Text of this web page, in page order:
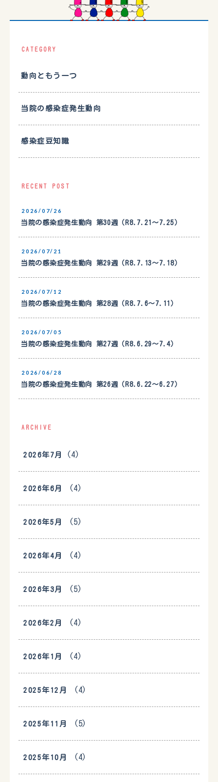
CATEGORY
動向ともう一つ
当院の感染症発生動向
感染症豆知識
RECENT POST
2026/07/26
当院の感染症発生動向 第30週（R8.7.21〜7.25）
2026/07/21
当院の感染症発生動向 第29週（R8.7.13〜7.18）
2026/07/12
当院の感染症発生動向 第28週（R8.7.6〜7.11）
2026/07/05
当院の感染症発生動向 第27週（R8.6.29〜7.4）
2026/06/28
当院の感染症発生動向 第26週（R8.6.22〜6.27）
ARCHIVE
2026年7月 (4)
2026年6月 (4)
2026年5月 (5)
2026年4月 (4)
2026年3月 (5)
2026年2月 (4)
2026年1月 (4)
2025年12月 (4)
2025年11月 (5)
2025年10月 (4)